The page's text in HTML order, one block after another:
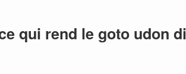
qui rend le goto udon